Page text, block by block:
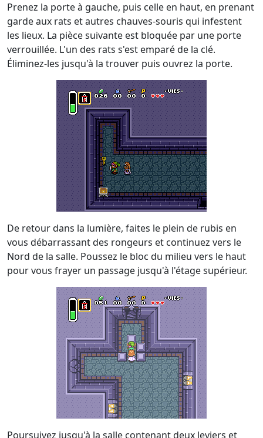
Prenez la porte à gauche, puis celle en haut, en prenant
garde aux rats et autres chauves-souris qui infestent
les lieux. La pièce suivante est bloquée par une porte
verrouillée. L'un des rats s'est emparé de la clé.
Éliminez-les jusqu'à la trouver puis ouvrez la porte.
De retour dans la lumière, faites le plein de rubis en
vous débarrassant des rongeurs et continuez vers le
Nord de la salle. Poussez le bloc du milieu vers le haut
pour vous frayer un passage jusqu'à l'étage supérieur.
Poursuivez jusqu'à la salle contenant deux leviers et